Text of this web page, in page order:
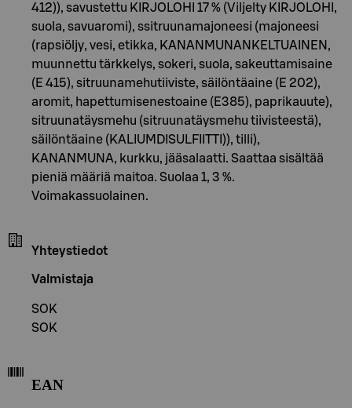
412)), savustettu KIRJOLOHI 17 % (Viljelty KIRJOLOHI,
suola, savuaromi), ssitruunamajoneesi (majoneesi
(rapsiöljy, vesi, etikka, KANANMUNANKELTUAINEN,
muunnettu tärkkelys, sokeri, suola, sakeuttamisaine
(E 415), sitruunamehutiiviste, säilöntäaine (E 202),
aromit, hapettumisenestoaine (E385), paprikauute),
sitruunatäysmehu (sitruunatäysmehu tiivisteestä),
säilöntäaine (KALIUMDISULFIITTI)), tilli),
KANANMUNA, kurkku, jääsalaatti. Saattaa sisältää
pieniä määriä maitoa. Suolaa 1, 3 %.
Voimakassuolainen.
Yhteystiedot
Valmistaja
SOK
SOK
EAN